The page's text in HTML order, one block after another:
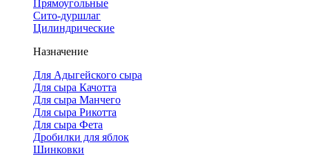
Прямоугольные
Сито-дуршлаг
Цилиндрические
Назначение
Для Адыгейского сыра
Для сыра Качотта
Для сыра Манчего
Для сыра Рикотта
Для сыра Фета
Дробилки для яблок
Шинковки